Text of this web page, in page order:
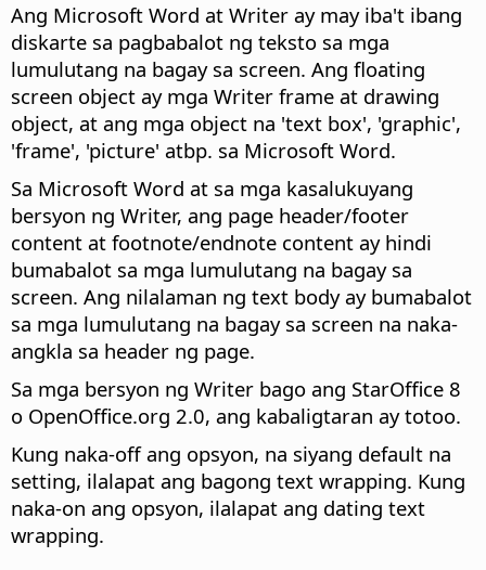
Ang Microsoft Word at Writer ay may iba't ibang
diskarte sa pagbabalot ng teksto sa mga
lumulutang na bagay sa screen. Ang floating
screen object ay mga Writer frame at drawing
object, at ang mga object na 'text box', 'graphic',
'frame', 'picture' atbp. sa Microsoft Word.
Sa Microsoft Word at sa mga kasalukuyang
bersyon ng Writer, ang page header/footer
content at footnote/endnote content ay hindi
bumabalot sa mga lumulutang na bagay sa
screen. Ang nilalaman ng text body ay bumabalot
sa mga lumulutang na bagay sa screen na naka-
angkla sa header ng page.
Sa mga bersyon ng Writer bago ang StarOffice 8
o OpenOffice.org 2.0, ang kabaligtaran ay totoo.
Kung naka-off ang opsyon, na siyang default na
setting, ilalapat ang bagong text wrapping. Kung
naka-on ang opsyon, ilalapat ang dating text
wrapping.